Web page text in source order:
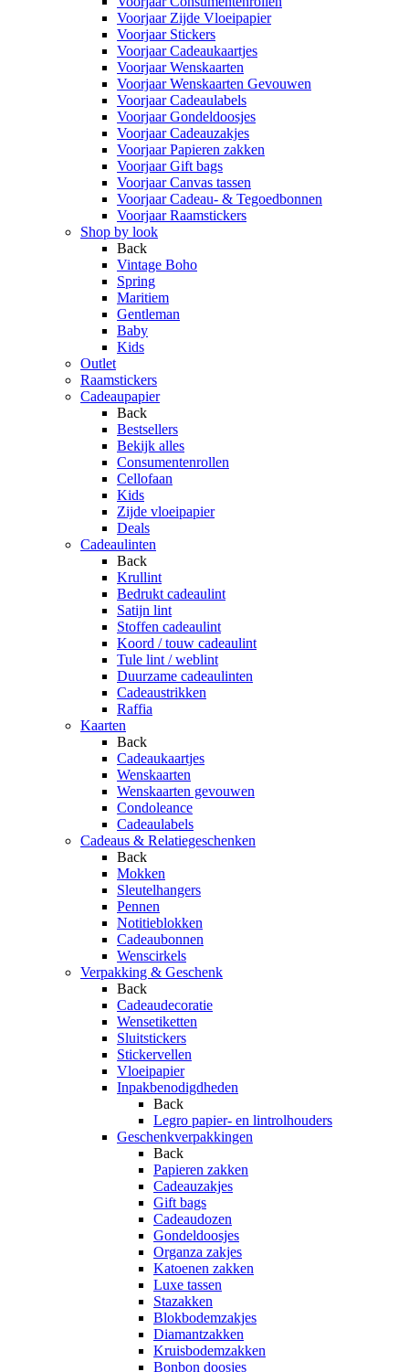
Voorjaar Zijde Vloeipapier
Voorjaar Stickers
Voorjaar Cadeaukaartjes
Voorjaar Wenskaarten
Voorjaar Wenskaarten Gevouwen
Voorjaar Cadeaulabels
Voorjaar Gondeldoosjes
Voorjaar Cadeauzakjes
Voorjaar Papieren zakken
Voorjaar Gift bags
Voorjaar Canvas tassen
Voorjaar Cadeau- & Tegoedbonnen
Voorjaar Raamstickers
Shop by look
Back
Vintage Boho
Spring
Maritiem
Gentleman
Baby
Kids
Outlet
Raamstickers
Cadeaupapier
Back
Bestsellers
Bekijk alles
Consumentenrollen
Cellofaan
Kids
Zijde vloeipapier
Deals
Cadeaulinten
Back
Krullint
Bedrukt cadeaulint
Satijn lint
Stoffen cadeaulint
Koord / touw cadeaulint
Tule lint / weblint
Duurzame cadeaulinten
Cadeaustrikken
Raffia
Kaarten
Back
Cadeaukaartjes
Wenskaarten
Wenskaarten gevouwen
Condoleance
Cadeaulabels
Cadeaus & Relatiegeschenken
Back
Mokken
Sleutelhangers
Pennen
Notitieblokken
Cadeaubonnen
Wenscirkels
Verpakking & Geschenk
Back
Cadeaudecoratie
Wensetiketten
Sluitstickers
Stickervellen
Vloeipapier
Inpakbenodigdheden
Back
Legro papier- en lintrolhouders
Geschenkverpakkingen
Back
Papieren zakken
Cadeauzakjes
Gift bags
Cadeaudozen
Gondeldoosjes
Organza zakjes
Katoenen zakken
Luxe tassen
Stazakken
Blokbodemzakjes
Diamantzakken
Kruisbodemzakken
Bonbon doosjes